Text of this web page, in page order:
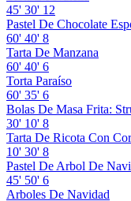
45' 30' 12
Pastel De Chocolate
60' 40' 8
Tarta De Manzana
60' 40' 6
Torta Paraíso
60' 35' 6
Bolas De Masa Frita:
30' 10' 8
Tarta De Ricota Con
10' 30' 8
Pastel De Arbol De
45' 50' 6
Arboles De Navidad